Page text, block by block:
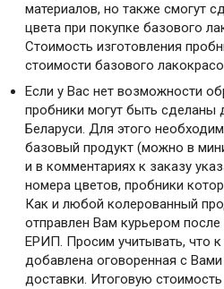
материалов, но также смогут
цвета при покупке базового
Стоимость изготовления
стоимости базового
Если у Вас нет возможности
пробники могут быть сделаны
Беларуси. Для этого
базовый продукт (можно в
и в комментариях к заказу
номера цветов, пробники
Как и любой колерованный
отправлен Вам курьером
ЕРИП. Просим учитывать, что
добавлена оговоренная с
доставки. Итоговую